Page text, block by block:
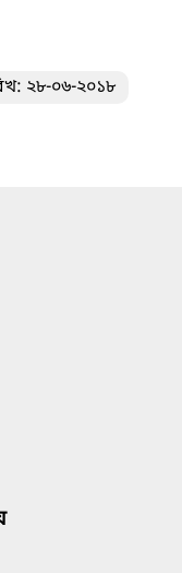
২৮-০৬-২০১৮